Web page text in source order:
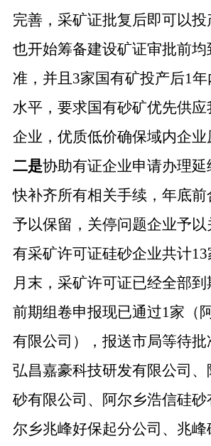
完善，采矿证批复后即可以
也开始筹备建设矿证审批前
准，并且3家国有矿投产后1
水平，要求国有砂矿优先供
企业，优质低价确保域内企业
二是协助有证企业申请办理
快补齐所有相关手续，年底
予以保留，关停问题企业予
有采矿许可证硅砂企业共计13
月末，采矿许可证已经全部
前期组卷申报现已通过1家（
有限公司），报送市局等待
弘昌嘉豪科技研发有限公司
砂有限公司、阿尔乡浩信硅
尔乡兆峰好保起分公司、兆